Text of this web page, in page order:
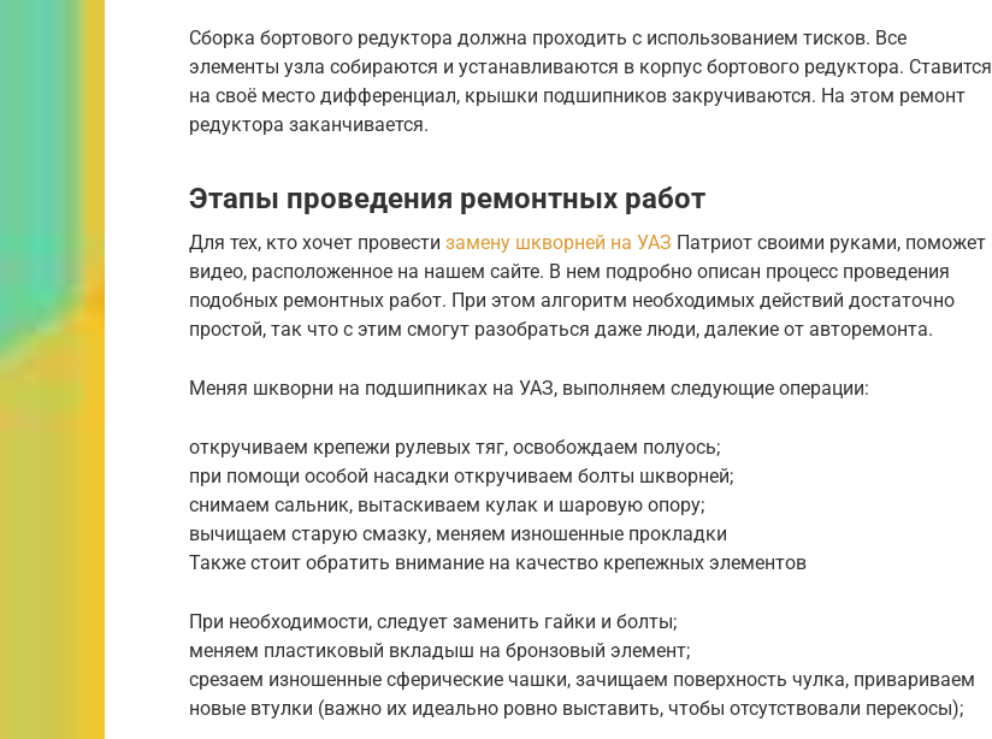
Сборка бортового редуктора должна проходить с использованием тисков. Все
элементы узла собираются и устанавливаются в корпус бортового редуктора. Ставится
на своё место дифференциал, крышки подшипников закручиваются. На этом ремонт
редуктора заканчивается.
Этапы проведения ремонтных работ
Для тех, кто хочет провести замену шкворней на УАЗ Патриот своими руками, поможет
видео, расположенное на нашем сайте. В нем подробно описан процесс проведения
подобных ремонтных работ. При этом алгоритм необходимых действий достаточно
простой, так что с этим смогут разобраться даже люди, далекие от авторемонта.
Меняя шкворни на подшипниках на УАЗ, выполняем следующие операции:
откручиваем крепежи рулевых тяг, освобождаем полуось;
при помощи особой насадки откручиваем болты шкворней;
снимаем сальник, вытаскиваем кулак и шаровую опору;
вычищаем старую смазку, меняем изношенные прокладки
Также стоит обратить внимание на качество крепежных элементов
При необходимости, следует заменить гайки и болты;
меняем пластиковый вкладыш на бронзовый элемент;
срезаем изношенные сферические чашки, зачищаем поверхность чулка, привариваем
новые втулки (важно их идеально ровно выставить, чтобы отсутствовали перекосы);